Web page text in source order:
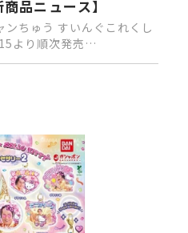
品ニュース】
ちゅう すいんぐこれくし
より順次発売…